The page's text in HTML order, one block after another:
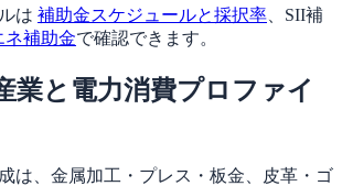
は 補助金スケジュールと採択率 、SII補
ネ補助金で確認できます。
業と電力消費プロファイ
は、金属加工・プレス・板金、皮革・ゴ